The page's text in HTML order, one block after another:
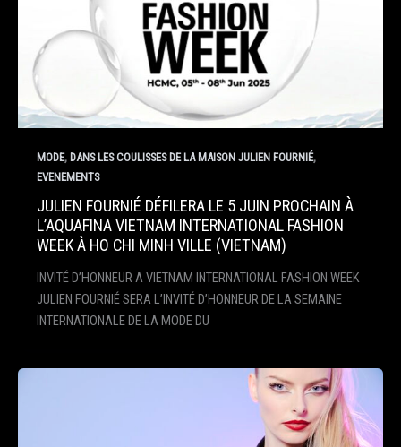
MODE, DANS LES COULISSES DE LA MAISON JULIEN FOURNIÉ,
EVENEMENTS
JULIEN FOURNIÉ DÉFILERA LE 5 JUIN PROCHAIN À
L’AQUAFINA VIETNAM INTERNATIONAL FASHION
WEEK À HO CHI MINH VILLE (VIETNAM)
INVITÉ D’HONNEUR A VIETNAM INTERNATIONAL FASHION WEEK
JULIEN FOURNIÉ SERA L’INVITÉ D’HONNEUR DE LA SEMAINE
INTERNATIONALE DE LA MODE DU